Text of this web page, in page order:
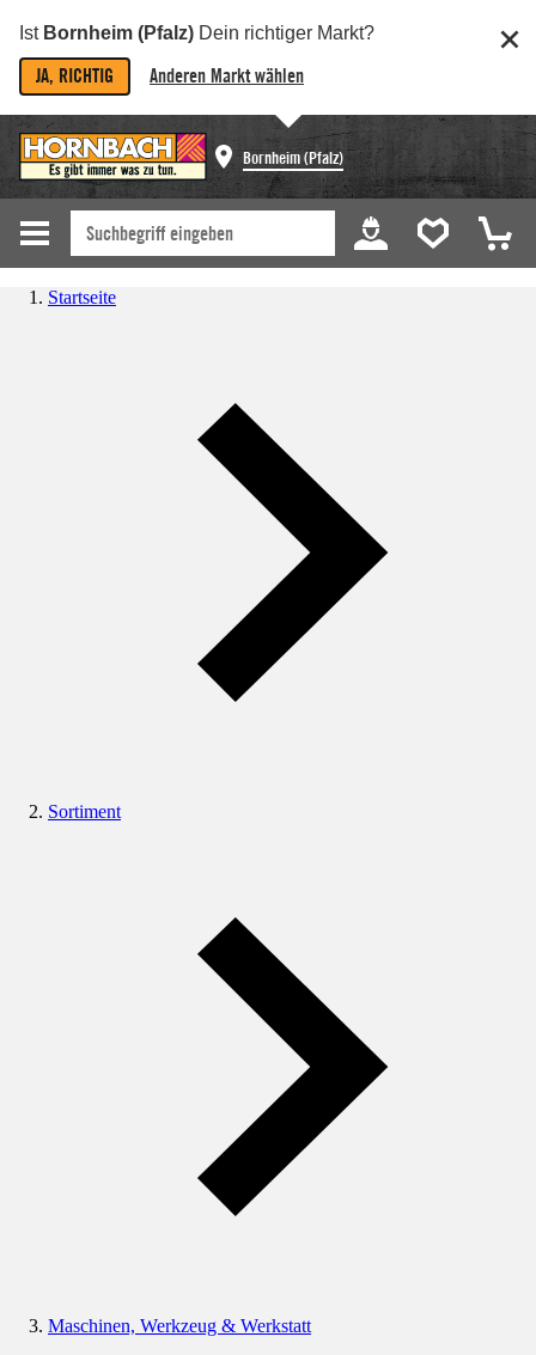
Ist Bornheim (Pfalz) Dein richtiger Markt?
JA, RICHTIG Anderen Markt wählen
Bornheim (Pfalz)
Startseite
Sortiment
Maschinen, Werkzeug & Werkstatt